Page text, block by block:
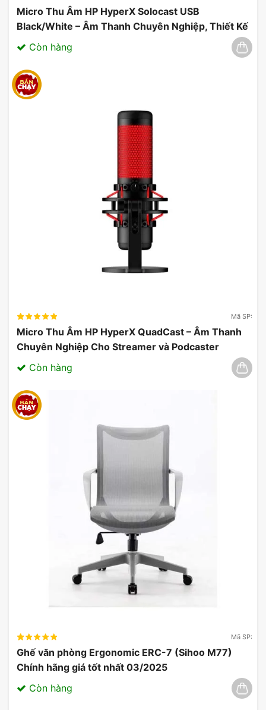
Micro Thu Âm HP HyperX Solocast USB
Black/White – Âm Thanh Chuyên Nghiệp, Thiết Kế
Gọn Nhẹ 03/2025
Còn hàng
Mã SP:
Micro Thu Âm HP HyperX QuadCast – Âm Thanh
Chuyên Nghiệp Cho Streamer và Podcaster
03/2025
Còn hàng
Mã SP:
Ghế văn phòng Ergonomic ERC-7 (Sihoo M77)
Chính hãng giá tốt nhất 03/2025
Còn hàng